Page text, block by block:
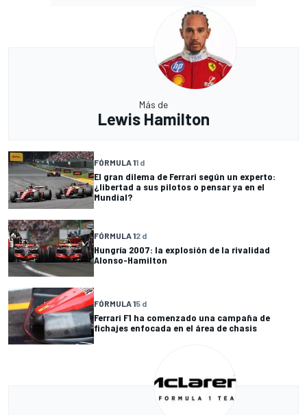
Más de
Lewis Hamilton
FÓRMULA 11 d
El gran dilema de Ferrari según un experto:
¿libertad a sus pilotos o pensar ya en el
Mundial?
FÓRMULA 12 d
Hungría 2007: la explosión de la rivalidad
Alonso-Hamilton
FÓRMULA 15 d
Ferrari F1 ha comenzado una campaña de
fichajes enfocada en el área de chasis